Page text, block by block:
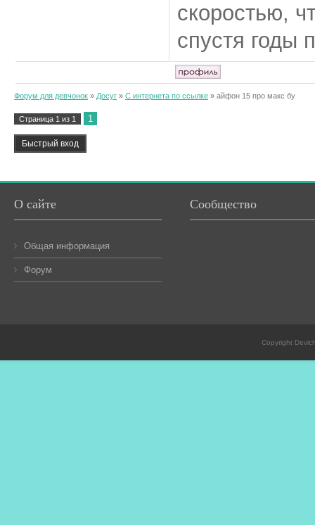
скоростью,
спустя годы
Форум для девчонок » Досуг » С интернета по ссылке » айфон 15 про макс бу
Страница 1 из 1 1
О сайте
Общая информация
Форум
Сообщество
Copyright